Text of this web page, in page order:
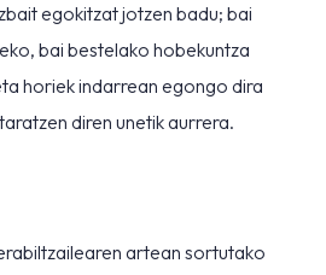
egokitzat jotzen badu; bai
bai bestelako hobekuntza
horiek indarrean egongo dira
diren unetik aurrera.
artean sortutako